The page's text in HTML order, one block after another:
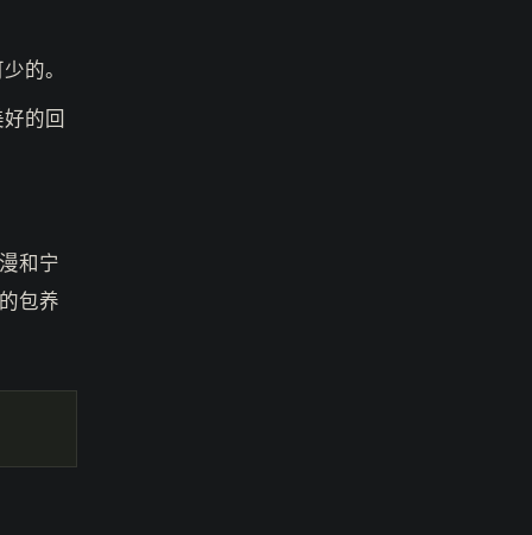
的。
的回
和宁
包养